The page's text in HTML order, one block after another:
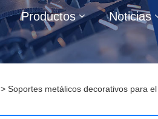
Productos Noticias
> Soportes metálicos decorativos para